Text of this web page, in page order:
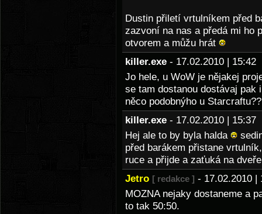
Dustin přiletí vrtulníkem před
zazvoní na nas a předá mi ho
otvorem a můžu hrát
killer.exe - 17.02.2010 |
Jo hele, u WoW je nějakej
se tam dostanou dostávaj pak
něco podobnýho u Starcraftu??
killer.exe - 17.02.2010 |
Hej ale to by byla halda
před barákem přistane
ruce a přijde a zaťuká na
Jetro [ redakce ] - 17.02.2010
MOZNA nejaky dostaneme a
to tak 50:50.